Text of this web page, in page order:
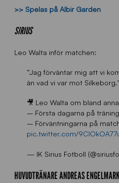
>> Spelas på Albir Garden
SIRIUS
Leo Walta inför matchen:
”Jag förväntar mig att vi
än vad vi var mot
🎥 Leo Walta om bland
– Första dagarna på
– Förväntningarna på
pic.twitter.com/
— IK Sirius Fotboll
HUVUDTRÄNARE ANDREAS